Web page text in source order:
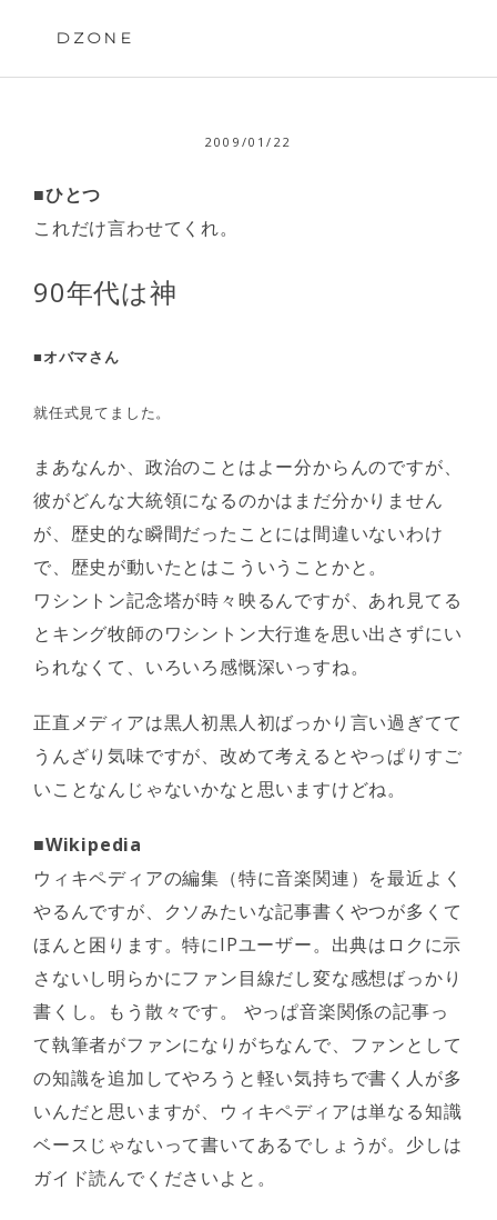
DZONE
2009/01/22
■ひとつ
これだけ言わせてくれ。
90年代は神
■オバマさん
就任式見てました。
まあなんか、政治のことはよー分からんのですが、
彼がどんな大統領になるのかはまだ分かりません
が、歴史的な瞬間だったことには間違いないわけ
で、歴史が動いたとはこういうことかと。
ワシントン記念塔が時々映るんですが、あれ見てる
とキング牧師のワシントン大行進を思い出さずにい
られなくて、いろいろ感慨深いっすね。
正直メディアは黒人初黒人初ばっかり言い過ぎてて
うんざり気味ですが、改めて考えるとやっぱりすご
いことなんじゃないかなと思いますけどね。
■Wikipedia
ウィキペディアの編集（特に音楽関連）を最近よく
やるんですが、クソみたいな記事書くやつが多くて
ほんと困ります。特にIPユーザー。出典はロクに示
さないし明らかにファン目線だし変な感想ばっかり
書くし。もう散々です。 やっぱ音楽関係の記事っ
て執筆者がファンになりがちなんで、ファンとして
の知識を追加してやろうと軽い気持ちで書く人が多
いんだと思いますが、ウィキペディアは単なる知識
ベースじゃないって書いてあるでしょうが。少しは
ガイド読んでくださいよと。